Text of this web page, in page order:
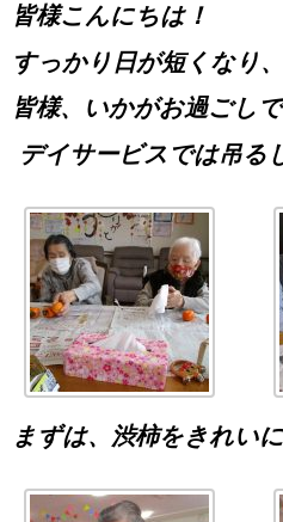
皆様こんにちは！
すっかり日が短くなり
皆様、いかがお過ごし
デイサービスでは吊る
まずは、渋柿をきれい